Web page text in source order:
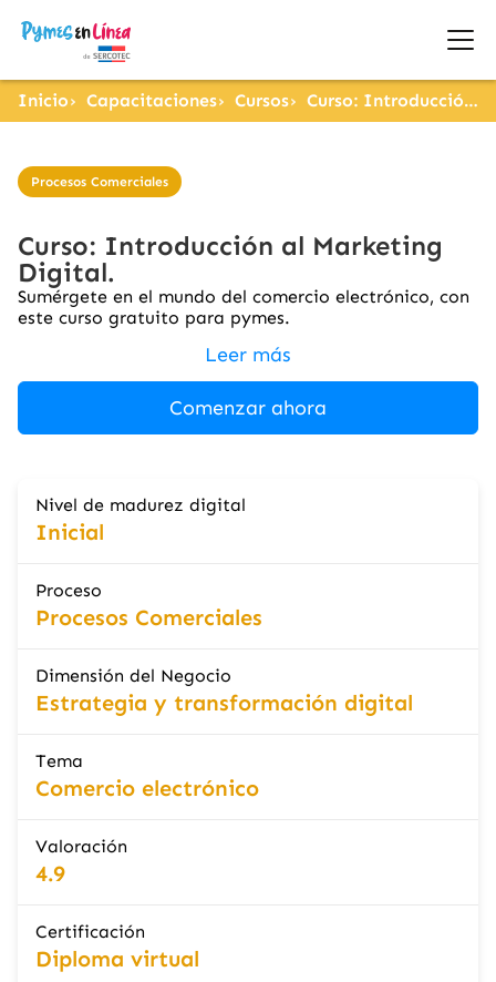
Inicio Capacitaciones Cursos Curso: Introducción al Marketing Digital.
Procesos Comerciales
Curso: Introducción al Marketing
Digital.
Sumérgete en el mundo del comercio electrónico, con
este curso gratuito para pymes.
Leer más
Comenzar ahora
Nivel de madurez digital
Inicial
Proceso
Procesos Comerciales
Dimensión del Negocio
Estrategia y transformación digital
Tema
Comercio electrónico
Valoración
4.9
Certificación
Diploma virtual